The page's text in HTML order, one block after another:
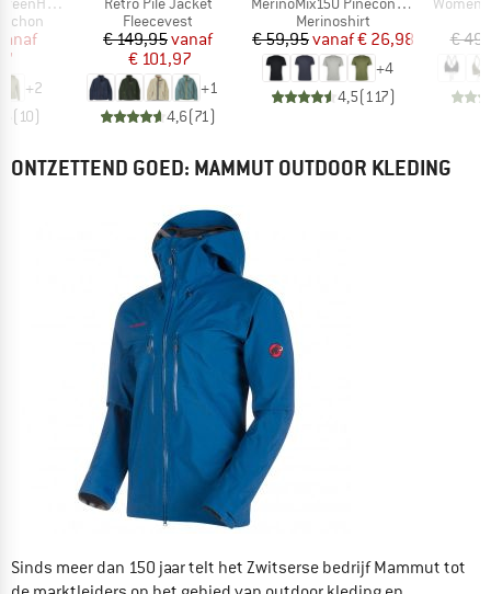
prijs
+2
( 10)
Productgroep
Fleecevest
Prijs
€ 149,95Verlaagde prijs
vanaf
€ 101,97
+1
4,6(71)
Productgroep
Merinoshirt
Prijs
€ 59,95 Verlaagde prijs
vanaf€ 26,98
+4
4,5( 117)
€
ONTZETTEND GOED: MAMMUT OUTDOOR KLEDING
Sinds meer dan 150 jaar telt het Zwitserse bedrijf Mammut tot